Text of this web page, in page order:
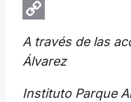
Email
Link
A través de las
Álvarez
Instituto Parque